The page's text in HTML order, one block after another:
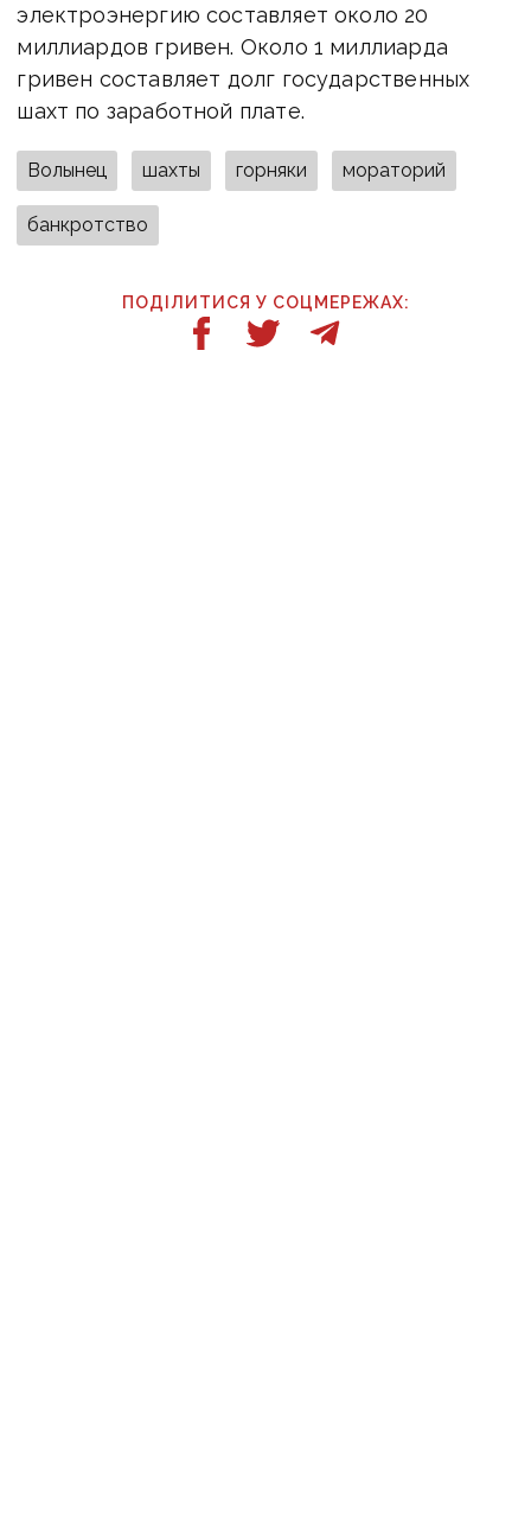
электроэнергию составляет около 20
миллиардов гривен. Около 1 миллиарда
гривен составляет долг государственных
шахт по заработной плате.
Волынец шахты горняки мораторий
банкротство
ПОДІЛИТИСЯ У СОЦМЕРЕЖАХ: